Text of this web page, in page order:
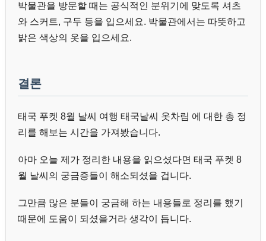
박물관을 방문할 때는 공식적인 분위기에 맞도록 셔츠
와 스커트, 구두 등을 입으세요. 박물관에서는 따뜻하고
밝은 색상의 옷을 입으세요.
결론
태국 푸켓 8월 날씨 여행 태국날씨 옷차림 에 대한 총 정
리를 해보는 시간을 가져봤습니다.
아마 오늘 제가 정리한 내용을 읽으셨다면 태국 푸켓 8
월 날씨의 궁금증들이 해소되셨을 겁니다.
그만큼 많은 분들이 궁금해 하는 내용들로 정리를 했기
때문에 도움이 되셨을거라 생각이 듭니다.